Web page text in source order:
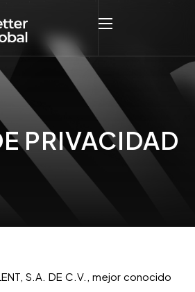
PRIVACIDAD
S.A. DE C.V., mejor conocido